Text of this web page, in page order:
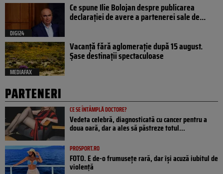
DIGI24
Ce spune Ilie Bolojan despre publicarea
declarației de avere a partenerei sale de...
MEDIAFAX
Vacanță fără aglomerație după 15 august.
Șase destinații spectaculoase
PARTENERI
CE SE ÎNTÂMPLĂ DOCTORE?
Vedeta celebră, diagnosticată cu cancer pentru a
doua oară, dar a ales să păstreze totul...
PROSPORT.RO
FOTO. E de-o frumusețe rară, dar își acuză iubitul de
violență